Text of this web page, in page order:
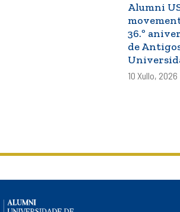
Alumni
36.º
de
10 Xullo, 2026